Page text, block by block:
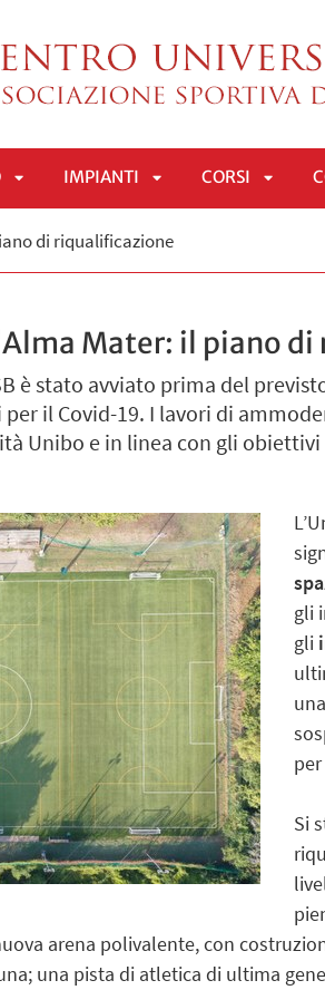
APRI
IMPIANTI
APRI
CORSI
di riqualificazione
Mater: il piano
è stato avviato prima del
il Covid-19. I lavori di
Unibo e in linea con gli
gli
gli
Si
arena polivalente, con
una pista di atletica di ultima